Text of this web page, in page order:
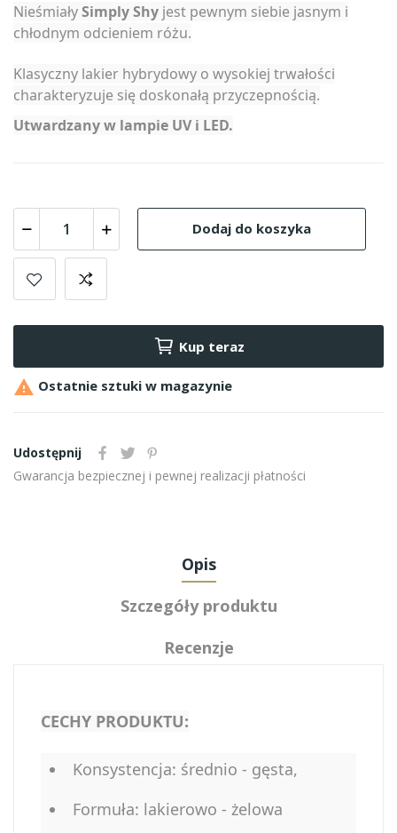
NieśmiałySimply Shy jest pewnym siebie jasnym i
chłodnym odcieniem różu.
Klasyczny lakier hybrydowy o wysokiej trwałości
charakteryzuje się doskonałą przyczepnością.
Utwardzany w lampie UV i LED.
Dodaj do koszyka
Kup teraz
 Ostatnie sztuki w magazynie
Udostępnij
Gwarancja bezpiecznej i pewnej realizacji płatności
Opis
Szczegóły produktu
Recenzje
CECHY PRODUKTU:
Konsystencja: średnio - gęsta,
Formuła: lakierowo - żelowa